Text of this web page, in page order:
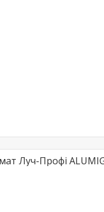
Луч-Профі